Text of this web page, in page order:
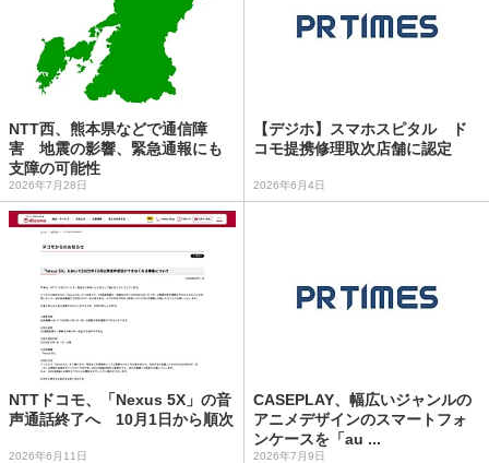
NTT西、熊本県などで通信障
害 地震の影響、緊急通報にも
支障の可能性
2026年7月28日
【デジホ】スマホスピタル ド
コモ提携修理取次店舗に認定
2026年6月4日
NTTドコモ、「Nexus 5X」の音
声通話終了へ 10月1日から順次
2026年6月11日
CASEPLAY、幅広いジャンルの
アニメデザインのスマートフォ
ンケースを「au ...
2026年7月9日